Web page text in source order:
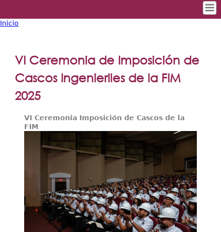
Tropical
Principal
Departamentos
Oferta Académica
Secretarías
Investigación+D+i
Servicios
está
aquí
Inicio
VI Ceremonia de Imposición de
Cascos Ingenieriles de la FIM
2025
VI Ceremonia Imposición de Cascos de la
FIM